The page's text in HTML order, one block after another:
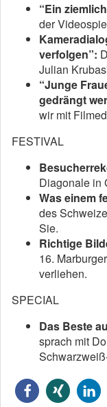
“Ein
der
verfolgen”:
Julian
“Junge
gedrängt
wir mit
FESTIVAL
Diagonale in
Was einem
des
Sie.
Richtige
16.
verliehen.
SPECIAL
Das Beste
sprach mit